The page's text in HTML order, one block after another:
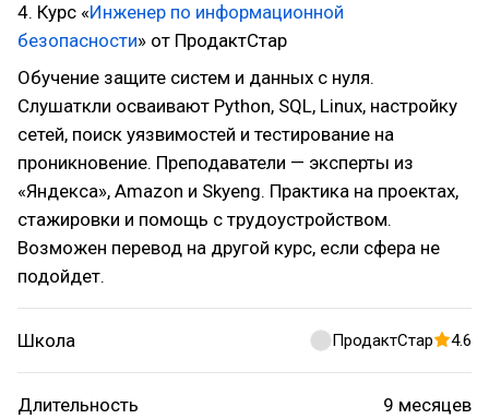
4. Курс «Инженер по информационной
безопасности» от ПродактСтар
Обучение защите систем и данных с нуля.
Слушаткли осваивают Python, SQL, Linux, настройку
сетей, поиск уязвимостей и тестирование на
проникновение. Преподаватели — эксперты из
«Яндекса», Amazon и Skyeng. Практика на проектах,
стажировки и помощь с трудоустройством.
Возможен перевод на другой курс, если сфера не
подойдет.
Школа ПродактСтар 4.6
Длительность 9 месяцев